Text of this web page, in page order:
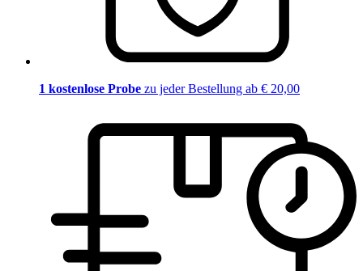
1 kostenlose Probe zu jeder Bestellung ab € 20,00